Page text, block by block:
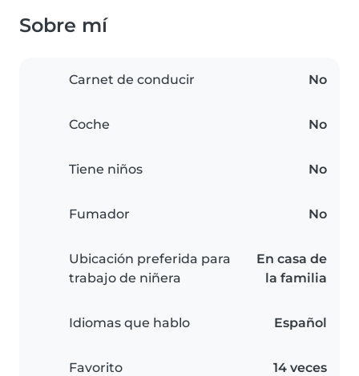
Sobre mí
Carnet de conducir No
Coche No
Tiene niños No
Fumador No
Ubicación preferida para
trabajo de niñera
En casa de
la familia
Idiomas que hablo Español
Favorito 14 veces